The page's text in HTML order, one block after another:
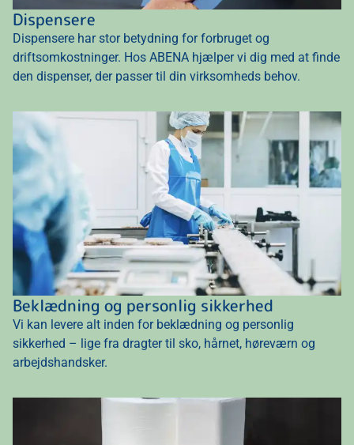
Dispensere
Dispensere har stor betydning for forbruget og
driftsomkostninger. Hos ABENA hjælper vi dig med at finde
den dispenser, der passer til din virksomheds behov.
Beklædning og personlig sikkerhed
Vi kan levere alt inden for beklædning og personlig
sikkerhed – lige fra dragter til sko, hårnet, høreværn og
arbejdshandsker.